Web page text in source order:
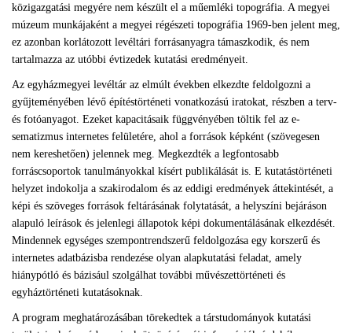
közigazgatási megyére nem készült el a műemléki topográfia. A megyei
múzeum munkájaként a megyei régészeti topográfia 1969-ben jelent meg,
ez azonban korlátozott levéltári forrásanyagra támaszkodik, és nem
tartalmazza az utóbbi évtizedek kutatási eredményeit.
Az egyházmegyei levéltár az elmúlt években elkezdte feldolgozni a
gyűjteményében lévő építéstörténeti vonatkozású iratokat, részben a terv-
és fotóanyagot. Ezeket kapacitásaik függvényében töltik fel az e-
sematizmus internetes felületére, ahol a források képként (szövegesen
nem kereshetően) jelennek meg. Megkezdték a legfontosabb
forráscsoportok tanulmányokkal kísért publikálását is. E kutatástörténeti
helyzet indokolja a szakirodalom és az eddigi eredmények áttekintését, a
képi és szöveges források feltárásának folytatását, a helyszíni bejáráson
alapuló leírások és jelenlegi állapotok képi dokumentálásának elkezdését.
Mindennek egységes szempontrendszerű feldolgozása egy korszerű és
internetes adatbázisba rendezése olyan alapkutatási feladat, amely
hiánypótló és bázisául szolgálhat további művészettörténeti és
egyháztörténeti kutatásoknak.
A program meghatározásában törekedtek a társtudományok kutatási